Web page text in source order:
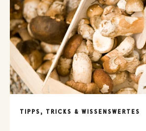
TIPPS, TRICKS & WISSENSWERTES